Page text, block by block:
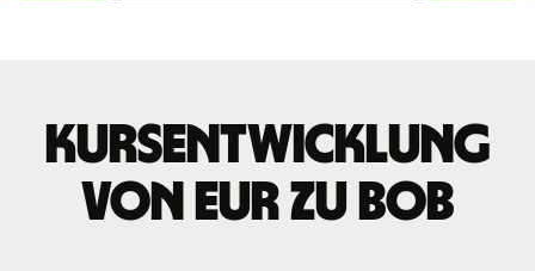
Kursentwicklung
von EUR zu BOB